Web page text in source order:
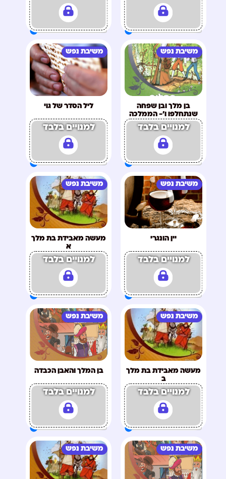
משיבת נפש
בן מלך ובן שפחה
שנתחלפו ו'- הממלכה
המוזרה
למנויים בלבד
משיבת נפש
ליל הסדר של גוי
למנויים בלבד
משיבת נפש
יין הונגרי
למנויים בלבד
משיבת נפש
מעשה מאבידת בת מלך
א
למנויים בלבד
משיבת נפש
מעשה מאבידת בת מלך
ב
למנויים בלבד
משיבת נפש
בן המלך והאבן הכבדה
למנויים בלבד
משיבת נפש משיבת נפש